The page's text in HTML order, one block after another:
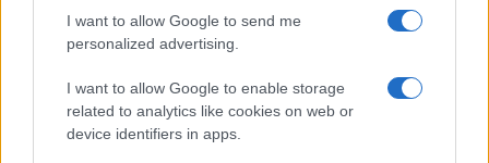
I want to allow Google to send me
personalized advertising.
I want to allow Google to enable storage
related to analytics like cookies on web or
device identifiers in apps.
Abbanoa Comune Arzachena
Acqua Arzachena
Comune Arzachena
Gianfranco Doneddu
Notizie Arzachena
Reti Idriche Arzachena
Roberto Ragnedda